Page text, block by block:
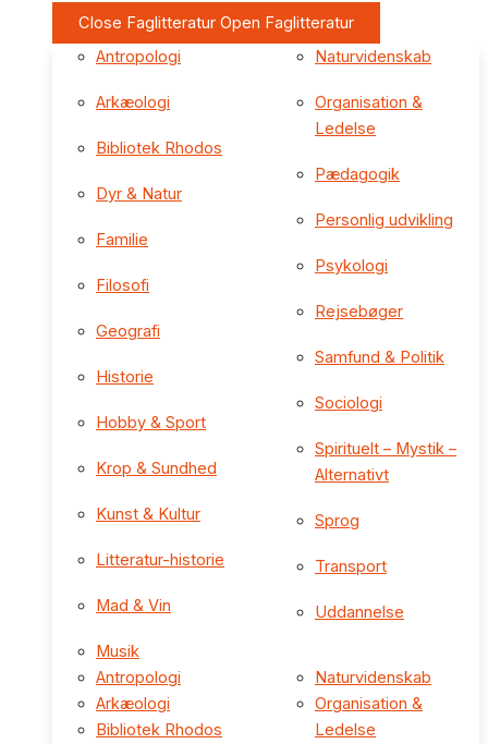
Close Faglitteratur Open Faglitteratur
Antropologi
Arkæologi
Bibliotek Rhodos
Dyr & Natur
Familie
Filosofi
Geografi
Historie
Hobby & Sport
Krop & Sundhed
Kunst & Kultur
Litteratur-historie
Mad & Vin
Musik
Naturvidenskab
Organisation &
Ledelse
Pædagogik
Personlig udvikling
Psykologi
Rejsebøger
Samfund & Politik
Sociologi
Spirituelt – Mystik –
Alternativt
Sprog
Transport
Uddannelse
Antropologi
Arkæologi
Bibliotek Rhodos
Naturvidenskab
Organisation &
Ledelse